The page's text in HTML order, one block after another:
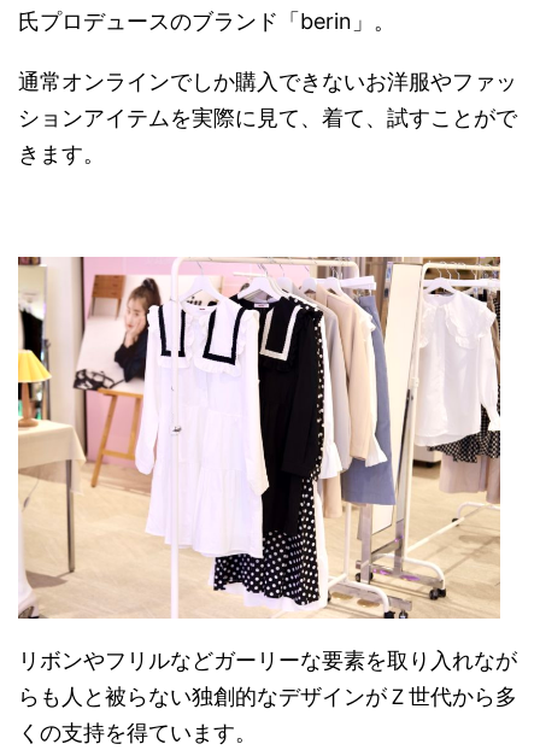
氏プロデュースのブランド​「berin」。
通常オンラインでしか購入できないお洋服やファッ
ションアイテムを実際に見て、着て、試すことがで
きます。
リボンやフリルなどガーリーな要素を取り入れなが
らも人と被らない独創的なデザインがＺ世代から多
くの支持を得ています。